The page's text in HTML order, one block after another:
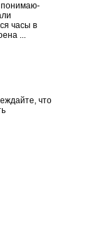
понимаю-
часы в
...
что